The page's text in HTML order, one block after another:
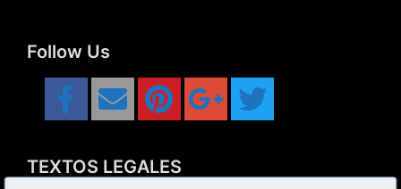
Follow Us
TEXTOS LEGALES